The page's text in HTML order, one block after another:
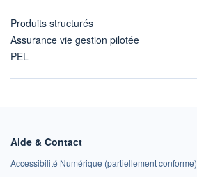
Produits structurés
Assurance vie gestion pilotée
PEL
Aide & Contact
Accessibilité Numérique (partiellement conforme)